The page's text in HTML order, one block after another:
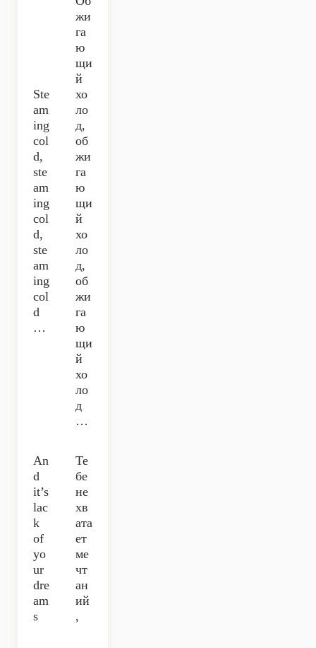
Ste
am
ing
col
d,
ste
am
ing
col
d,
ste
am
ing
col
d
…
жи
га
ю
щи
й
хо
ло
д,
об
жи
га
ю
щи
й
хо
ло
д,
об
жи
га
ю
щи
й
хо
ло
д
…
An
d
it’s
lac
k
of
yo
ur
dre
am
s
Те
бе
не
хв
ата
ет
ме
чт
ан
ий
,